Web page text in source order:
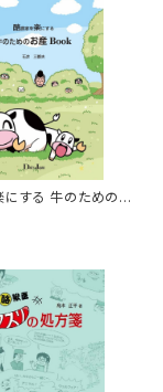
にする 牛のための